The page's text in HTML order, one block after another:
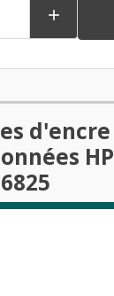

d'encre
HP